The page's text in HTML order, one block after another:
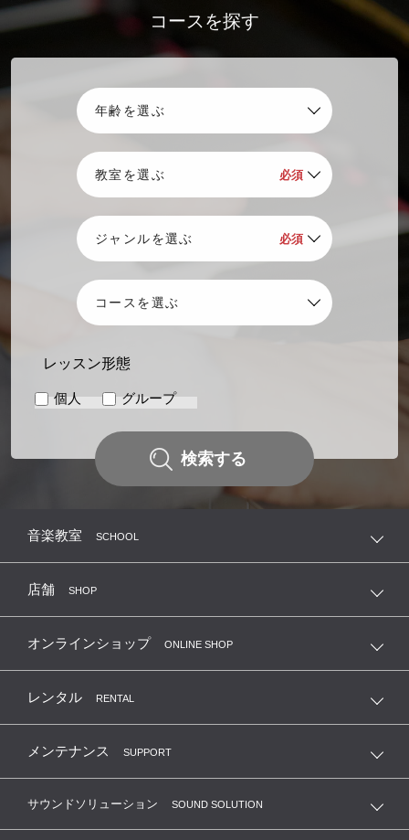
コースを探す
レッスン形態
個人 グループ
検索する
音楽教室 SCHOOL
店舗 SHOP
オンラインショップ ONLINE SHOP
レンタル RENTAL
メンテナンス SUPPORT
サウンドソリューション SOUND SOLUTION